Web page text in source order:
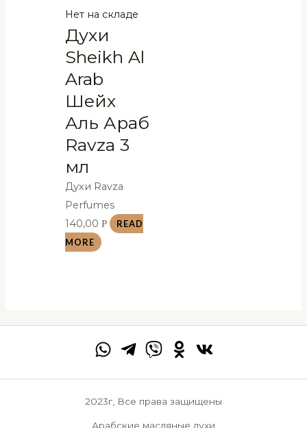
Нет на складе
Духи
Sheikh Al
Arab
Шейх
Аль Араб
Ravza 3
мл
Духи Ravza
Perfumes
140,00Р
READ
MORE
2023г, Все права защищены
Арабские масляные духи